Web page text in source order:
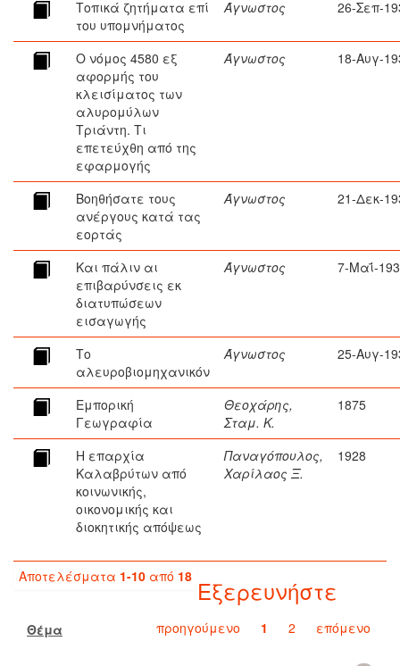
Τοπικά ζητήματα επί
του υπομνήματος
Άγνωστος 26-Σεπ-
Ο νόμος 4580 εξ
αφορμής του
κλεισίματος των
αλυρομύλων
Τριάντη. Τι
επετεύχθη από της
εφαρμογής
Άγνωστος 18-Αυγ-
Βοηθήσατε τους
ανέργους κατά τας
εορτάς
Άγνωστος 21-Δεκ-
Και πάλιν αι
επιβαρύνσεις εκ
διατυπώσεων
εισαγωγής
Άγνωστος 7-Μαΐ-
Το
αλευροβιομηχανικόν
Άγνωστος 25-Αυγ-
Εμπορική
Γεωγραφία
Θεοχάρης,
Σταμ. Κ.
1875
Η επαρχία
Καλαβρύτων από
κοινωνικής,
οικονομικής και
διοκητικής απόψεως
Παναγόπουλος,
Χαρίλαος Ξ.
1928
Αποτελέσματα 1-10 από 18
προηγούμενο 1 2 επόμενο
Εξερευνήστε
Θέμα